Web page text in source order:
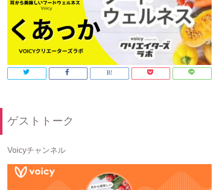
ゲストトーク
Voicyチャンネル